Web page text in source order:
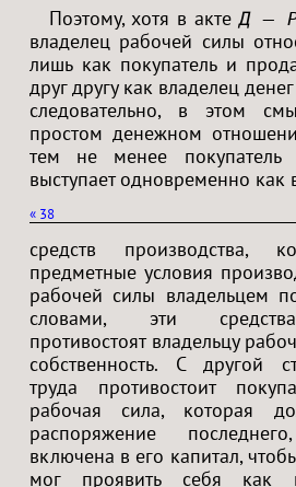
Поэтому, хотя в актеД —
владелец рабочей силы
лишь как покупатель и
друг другу как владелец
следовательно, в этом
простом денежном
тем не менее покупатель
выступает одновременно как
« 38
средств производства,
предметные условия
рабочей силы владельцем
словами, эти
противостоят владельцу
собственность. С другой
труда противостоит
рабочая сила, которая
распоряжение
включена в его капитал,
мог проявить себя как